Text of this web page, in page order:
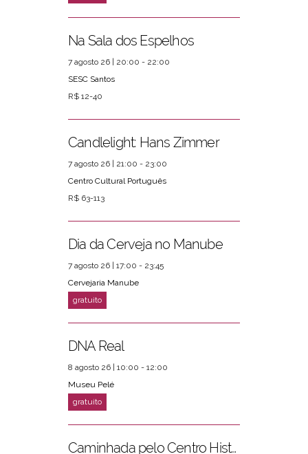
Na Sala dos Espelhos
7 agosto 26 | 20:00 - 22:00
SESC Santos
R$ 12-40
Candlelight: Hans Zimmer
7 agosto 26 | 21:00 - 23:00
Centro Cultural Português
R$ 63-113
Dia da Cerveja no Manube
7 agosto 26 | 17:00 - 23:45
Cervejaria Manube
DNA Real
8 agosto 26 | 10:00 - 12:00
Museu Pelé
Caminhada pelo Centro Histórico